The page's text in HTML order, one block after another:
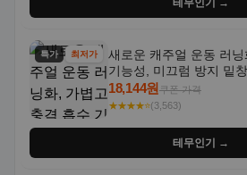
테무인기 →
특가 최저가
새로운 캐주얼 운동 러
기능성, 미끄럼 방지 밑
이트, 퍼플 그라데이션 색
18,144원쿠폰 가격
★★★★⭐(3,563)
테무인기 →